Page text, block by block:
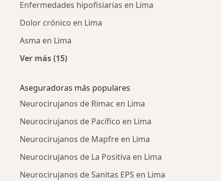
Enfermedades hipofisiarias en Lima
Dolor crónico en Lima
Asma en Lima
Ver más (15)
Aseguradoras más populares
Neurocirujanos de Rimac en Lima
Neurocirujanos de Pacífico en Lima
Neurocirujanos de Mapfre en Lima
Neurocirujanos de La Positiva en Lima
Neurocirujanos de Sanitas EPS en Lima